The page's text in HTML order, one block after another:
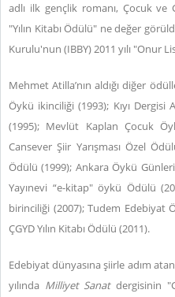
adlı ilk gençlik romanı, Çocuk ve
"Yılın Kitabı Ödülü" ne değer
Kurulu'nun (IBBY) 2011 yılı "Onur
Mehmet Atilla’nın aldığı diğer
Öykü ikinciliği (1993); Kıyı Dergisi
(1995); Mevlüt Kaplan Çocuk
Cansever Şiir Yarışması Özel
Ödülü (1999); Ankara Öykü
Yayınevi “e-kitap" öykü Ödülü
birinciliği (2007); Tudem Edebiyat
ÇGYD Yılın Kitabı Ödülü (2011).
Edebiyat dünyasına şiirle adım
yılında Milliyet Sanatdergisinin